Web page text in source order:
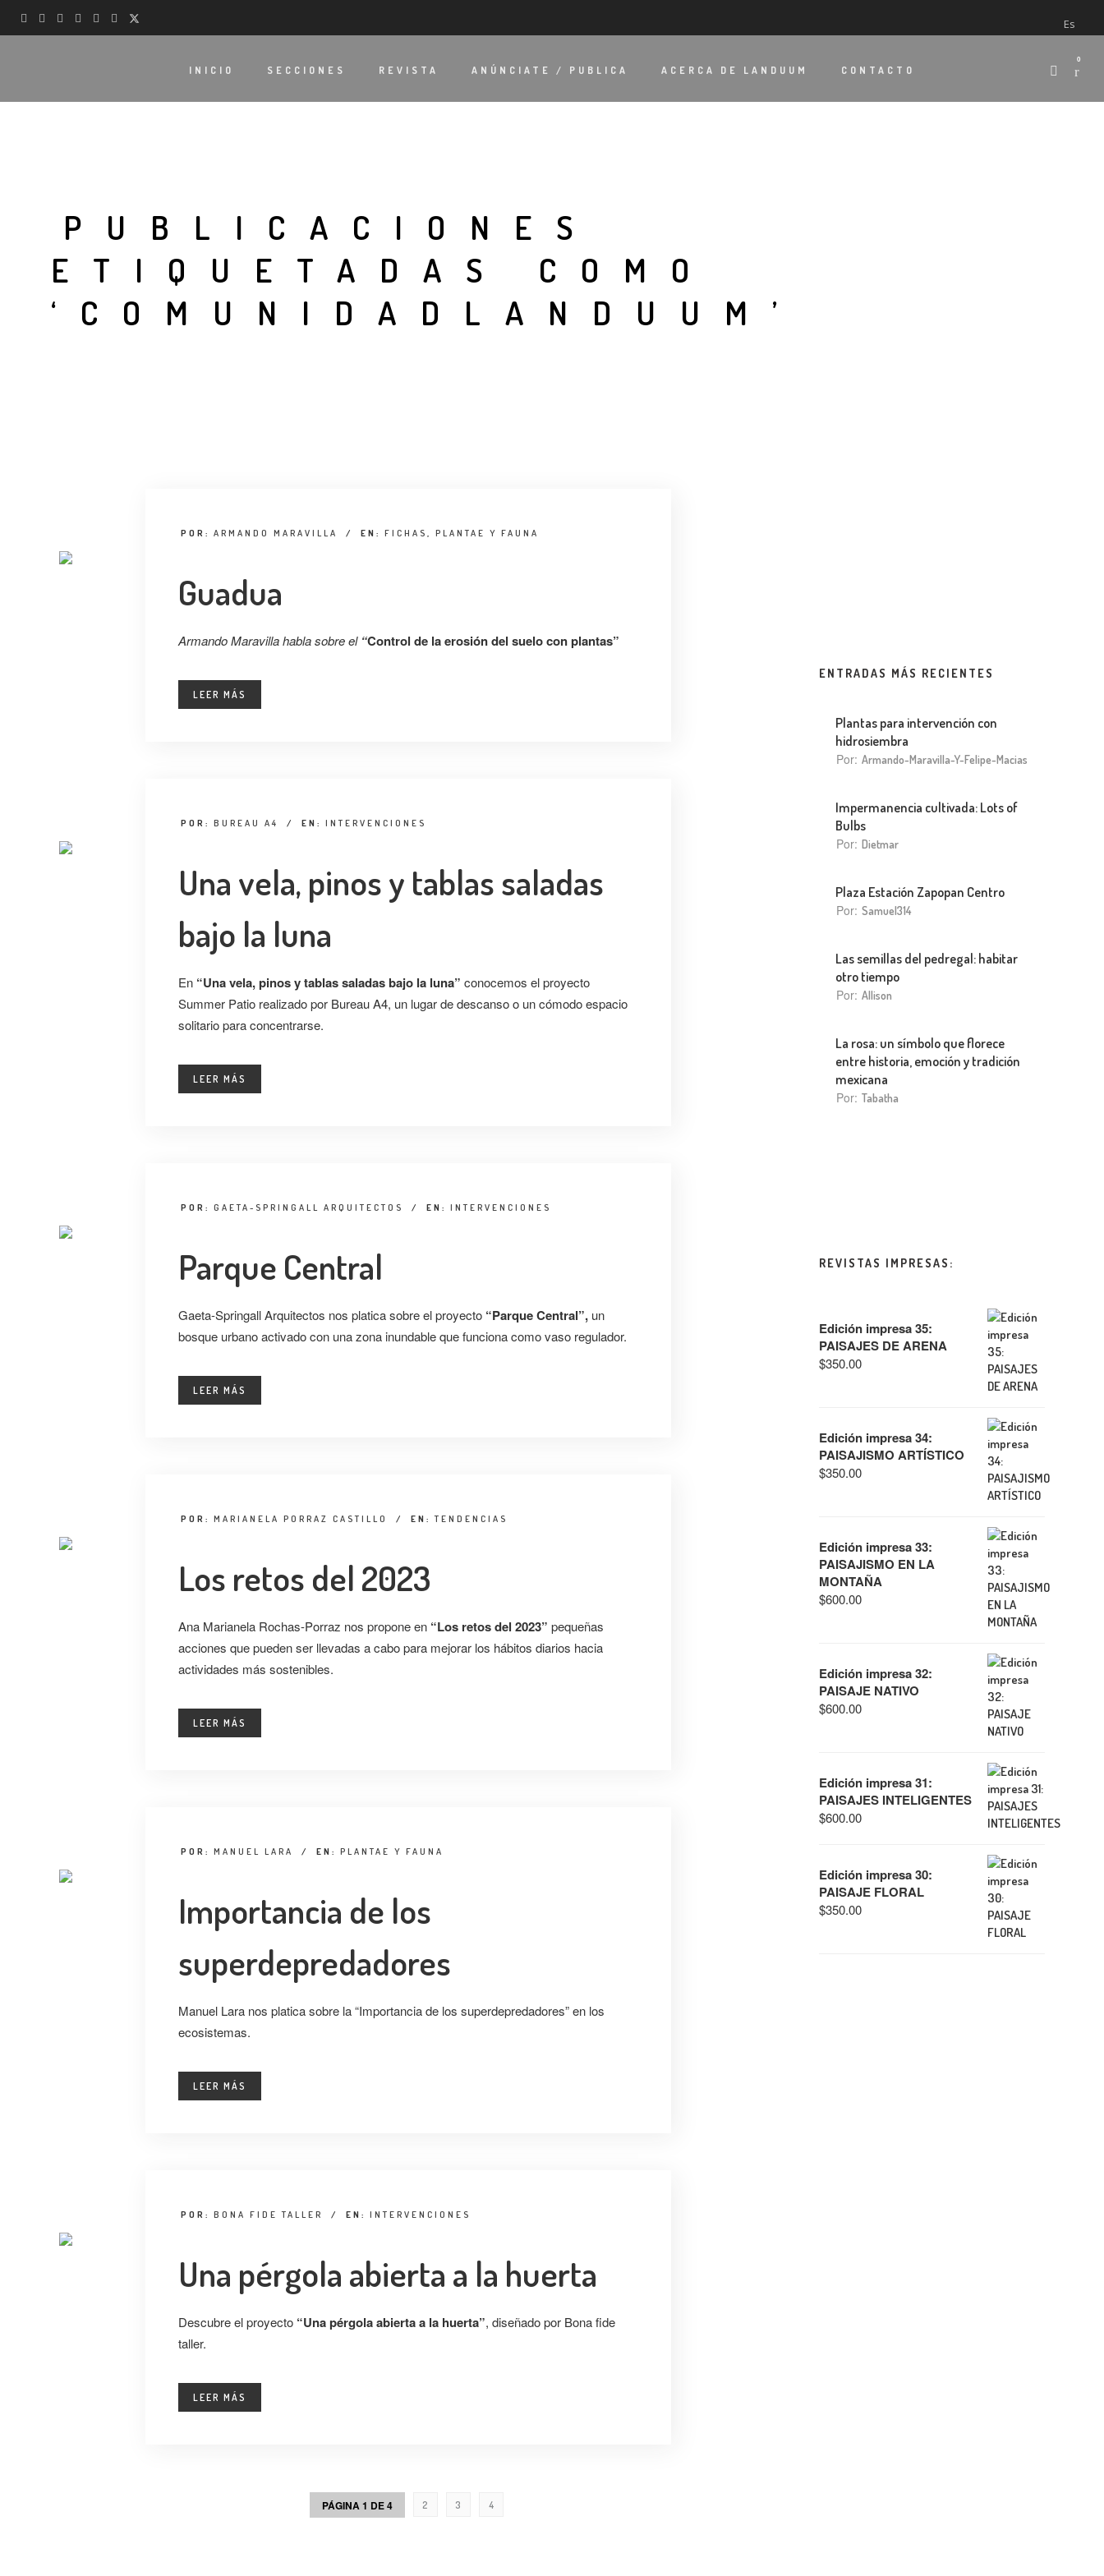
Es
INICIO SECCIONES REVISTA ANÚNCIATE / PUBLICA ACERCA DE LANDUUM CONTACTO
0
PUBLICACIONES
ETIQUETADAS COMO
‘COMUNIDADLANDUUM’
POR: ARMANDO MARAVILLA / EN: FICHAS , PLANTAE Y FAUNA
Guadua
Armando Maravilla habla sobre el “Control de la erosión del suelo con plantas”
LEER MÁS
POR: BUREAU A4 / EN: INTERVENCIONES
Una vela, pinos y tablas saladas
bajo la luna
En “Una vela, pinos y tablas saladas bajo la luna” conocemos el proyecto
Summer Patio realizado por Bureau A4, un lugar de descanso o un cómodo espacio
solitario para concentrarse.
LEER MÁS
POR: GAETA-SPRINGALL ARQUITECTOS / EN: INTERVENCIONES
Parque Central
Gaeta-Springall Arquitectos nos platica sobre el proyecto “Parque Central”, un
bosque urbano activado con una zona inundable que funciona como vaso regulador.
LEER MÁS
POR: MARIANELA PORRAZ CASTILLO / EN:TENDENCIAS
Los retos del 2023
Ana Marianela Rochas-Porraz nos propone en “Los retos del 2023” pequeñas
acciones que pueden ser llevadas a cabo para mejorar los hábitos diarios hacia
actividades más sostenibles.
LEER MÁS
POR: MANUEL LARA / EN: PLANTAE Y FAUNA
Importancia de los
superdepredadores
Manuel Lara nos platica sobre la “Importancia de los superdepredadores” en los
ecosistemas.
LEER MÁS
POR: BONA FIDE TALLER / EN: INTERVENCIONES
Una pérgola abierta a la huerta
Descubre el proyecto “Una pérgola abierta a la huerta”, diseñado por Bona fide
taller.
LEER MÁS
PÁGINA 1 DE 4 2 3 4
ENTRADAS MÁS RECIENTES
Plantas para intervención con
hidrosiembra
Por: Armando-Maravilla-Y-Felipe-Macias
Impermanencia cultivada: Lots of
Bulbs
Por: Dietmar
Plaza Estación Zapopan Centro
Por: Samuel314
Las semillas del pedregal: habitar
otro tiempo
Por: Allison
La rosa: un símbolo que florece
entre historia, emoción y tradición
mexicana
Por: Tabatha
REVISTAS IMPRESAS:
Edición impresa 35:
PAISAJES DE ARENA
$350.00
Edición impresa 34:
PAISAJISMO ARTÍSTICO
$350.00
Edición impresa 33:
PAISAJISMO EN LA
MONTAÑA
$600.00
Edición impresa 32:
PAISAJE NATIVO
$600.00
Edición impresa 31:
PAISAJES INTELIGENTES
$600.00
Edición impresa 30:
PAISAJE FLORAL
$350.00